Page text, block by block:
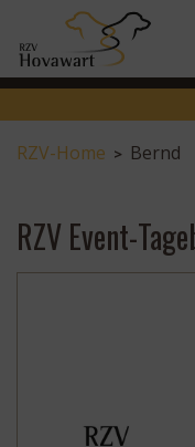
RZV-Home > Bernd
RZV Event-